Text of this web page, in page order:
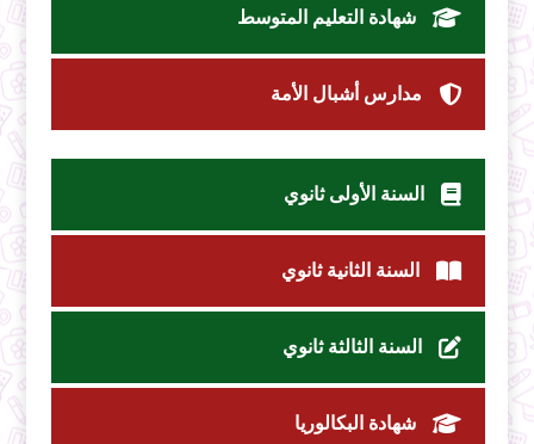
شهادة التعليم المتوسط
مدارس أشبال الأمة
السنة الأولى ثانوي
السنة الثانية ثانوي
السنة الثالثة ثانوي
شهادة البكالوريا